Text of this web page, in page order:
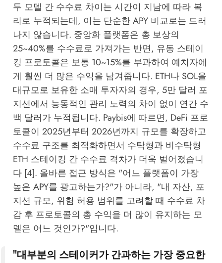
두 모델 간 수수료 차이는 시간이 지남에 따라 복
리로 누적되는데, 이는 단순한 APY 비교로는 드러
나지 않습니다. 중앙화 플랫폼은 총 보상의
25~40%를 수수료로 가져가는 반면, 유동 스테이
킹 프로토콜은 보통 10~15%를 부과하여 예치자에
게 훨씬 더 많은 수익을 남겨줍니다. ETH나 SOL을
대규모로 보유한 소매 투자자의 경우, 5만 달러 포
지션에서 능동적인 관리 노력의 차이 없이 연간 수
백 달러가 누적됩니다. Paybis에 따르면, DeFi 프로
토콜이 2025년부터 2026년까지 규모를 확장하고
수수료 구조를 최적화하면서 수탁형과 비수탁형
ETH 스테이킹 간 수수료 격차가 더욱 벌어졌습니
다 [4]. 올바른 접근 방식은 "어느 플랫폼이 가장
높은 APY를 광고하는가?"가 아니라, "내 자산, 포
지션 규모, 위험 허용 범위를 고려할 때 수수료 차
감 후 프로토콜의 총 수익을 더 많이 유지하는 모
델은 어느 것인가?"입니다.
"대부분의 스테이커가 간과하는 가장 중요한